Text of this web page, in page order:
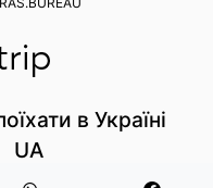
в Україні
UA